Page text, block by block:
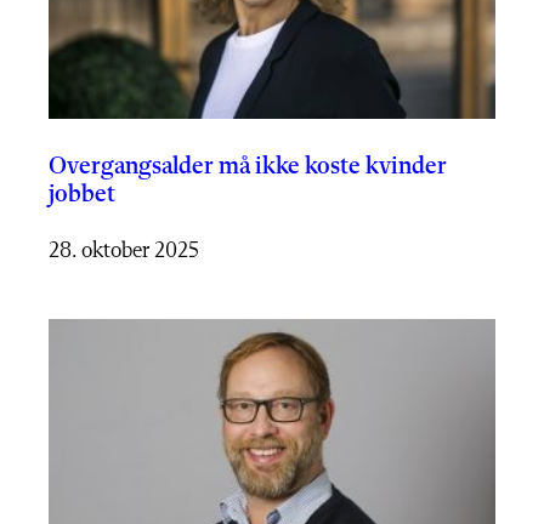
Overgangsalder må ikke koste kvinder
jobbet
28. oktober 2025